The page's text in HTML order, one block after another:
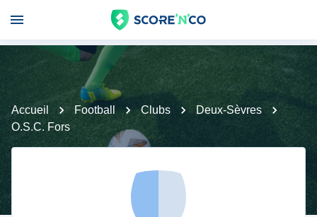
Accueil Football Clubs
Deux-Sèvres
O.S.C. Fors